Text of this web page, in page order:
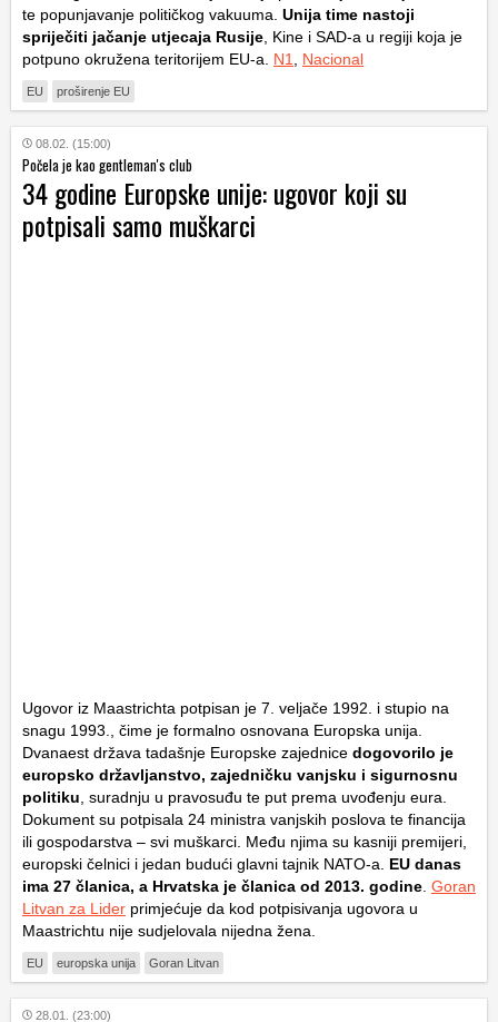
te popunjavanje političkog vakuuma. Unija time nastoji
spriječiti jačanje utjecaja Rusije , Kine i SAD-a u regiji koja je
potpuno okružena teritorijem EU-a. N1 Nacional
EU proširenje EU
08.02. (15:00)
Počela je kao gentleman's club
34 godine Europske unije: ugovor koji su
potpisali samo muškarci
Ugovor iz Maastrichta potpisan je 7. veljače 1992. i stupio na
snagu 1993., čime je formalno osnovana Europska unija.
Dvanaest država tadašnje Europske zajednice dogovorilo je
europsko državljanstvo, zajedničku vanjsku i sigurnosnu
politiku , suradnju u pravosuđu te put prema uvođenju eura.
Dokument su potpisala 24 ministra vanjskih poslova te financija
ili gospodarstva – svi muškarci. Među njima su kasniji premijeri,
europski čelnici i jedan budući glavni tajnik NATO-a. EU danas
ima 27 članica, a Hrvatska je članica od 2013. godine Goran
Litvan za Lider primjećuje da kod potpisivanja ugovora u
Maastrichtu nije sudjelovala nijedna žena.
EU europska unija Goran Litvan
28.01. (23:00)